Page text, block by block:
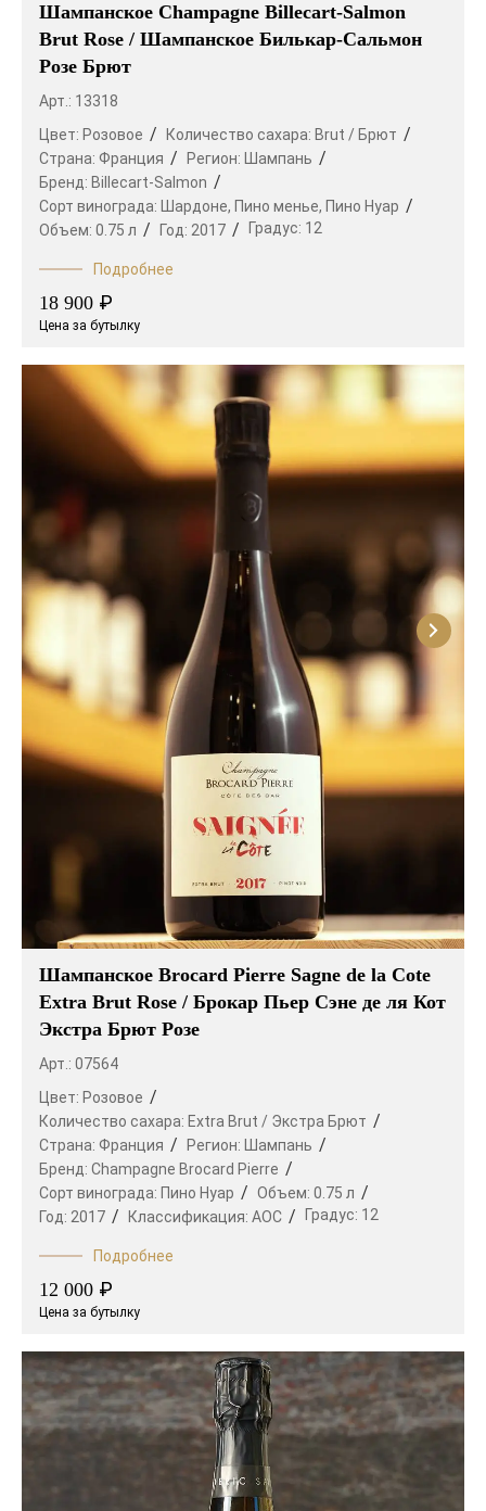
Шампанское Champagne Billecart-Salmon
Brut Rose / Шампанское Билькар-Сальмон
Розе Брют
Арт.: 13318
Цвет: Розовое Количество сахара: Brut / Брют
Страна: Франция Регион: Шампань
Бренд: Billecart-Salmon
Сорт винограда: Шардоне, Пино менье, Пино Нуар
Объем: 0.75 л Год: 2017 Градус: 12
Подробнее
18 900 ₽
Цена за бутылку
Шампанское Brocard Pierre Sagne de la Cote
Extra Brut Rose / Брокар Пьер Сэне де ля Кот
Экстра Брют Розе
Арт.: 07564
Цвет: Розовое
Количество сахара: Extra Brut / Экстра Брют
Страна: Франция Регион:
Шампань
Бренд: Champagne Brocard Pierre
Сорт винограда: Пино Нуар Объем: 0.75 л
Год: 2017 Классификация: AOC Градус: 12
Подробнее
12 000 ₽
Цена за бутылку